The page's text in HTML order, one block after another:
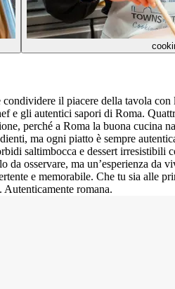
il piacere della tavola
e gli autentici sapori di Roma.
perché a Roma la buona cucina
ma ogni piatto è sempre
saltimbocca e dessert irresistibili
osservare, ma un’esperienza da
e memorabile. Che tu sia alle
Autenticamente romana.